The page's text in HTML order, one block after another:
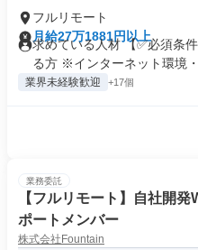
フルリモート
月給27万1881円以上
求めている人材 【✅必須条
る方 ※インターネット環境・
業界未経験歓迎 +17個
業務委託
【フルリモート】自社開
ポートメンバー
株式会社Fountain